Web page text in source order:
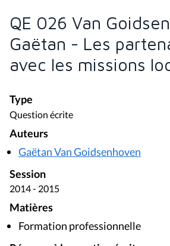
QE 026 Van
Gaëtan - Les
avec les missions
Type
Question écrite
Auteurs
Gaëtan Van Goidsenhoven
Session
2014 - 2015
Matières
Formation professionnelle